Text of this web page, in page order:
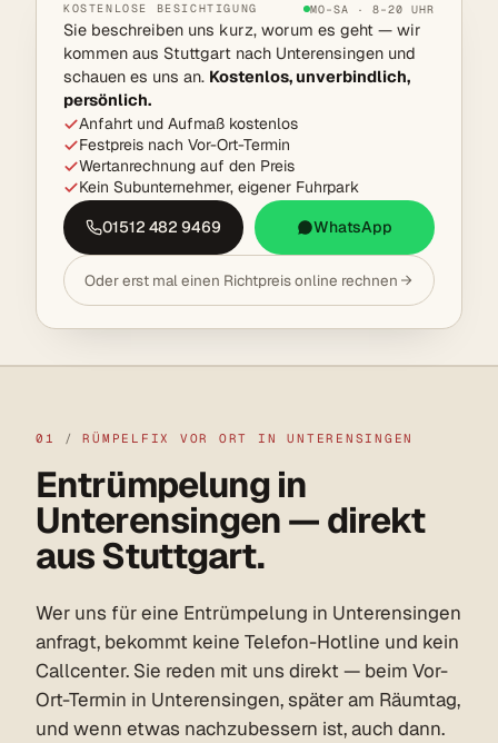
KOSTENLOSE BESICHTIGUNG MO–SA · 8–20 UHR
Sie beschreiben uns kurz, worum es geht — wir
kommen aus Stuttgart nach Unterensingen und
schauen es uns an. Kostenlos, unverbindlich,
persönlich.
Anfahrt und Aufmaß kostenlos
Festpreis nach Vor-Ort-Termin
Wertanrechnung auf den Preis
Kein Subunternehmer, eigener Fuhrpark
01512 482 9469
WhatsApp
Oder erst mal einen Richtpreis online rechnen
01 / RÜMPELFIX VOR ORT IN UNTERENSINGEN
Entrümpelung in
Unterensingen — direkt
aus Stuttgart.
Wer uns für eine Entrümpelung in Unterensingen
anfragt, bekommt keine Telefon-Hotline und kein
Callcenter. Sie reden mit uns direkt — beim Vor-
Ort-Termin in Unterensingen, später am Räumtag,
und wenn etwas nachzubessern ist, auch dann.